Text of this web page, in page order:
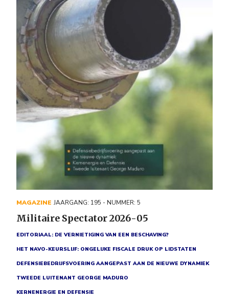
MAGAZINE JAARGANG: 195 - NUMMER: 5
Militaire Spectator 2026-05
EDITORIAAL: DE VERNIETIGING VAN EEN BESCHAVING?
HET NAVO-KEURSLIJF: ONGELIJKE FISCALE DRUK OP LIDSTATEN
DEFENSIEBEDRIJFSVOERING AANGEPAST AAN DE NIEUWE DYNAMIEK
TWEEDE LUITENANT GEORGE MADURO
KERNENERGIE EN DEFENSIE